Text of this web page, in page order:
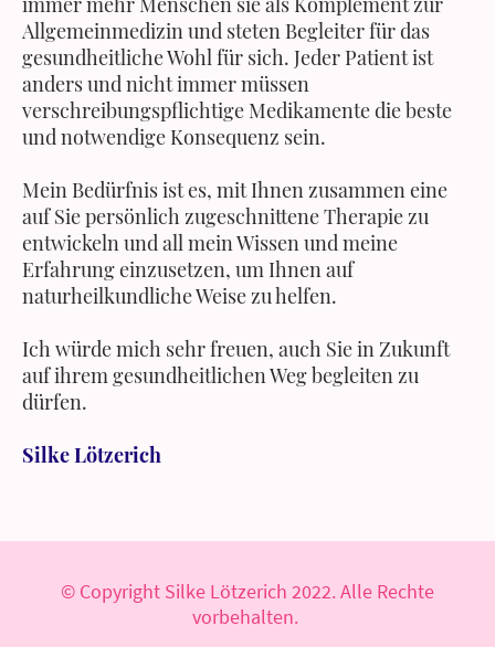
Allgemeinmedizin und steten Begleiter für das
gesundheitliche Wohl für sich. Jeder Patient ist
anders und nicht immer müssen
verschreibungspflichtige Medikamente die beste
und notwendige Konsequenz sein.
Mein Bedürfnis ist es, mit Ihnen zusammen eine
auf Sie persönlich zugeschnittene Therapie zu
entwickeln und all mein Wissen und meine
Erfahrung einzusetzen, um Ihnen auf
naturheilkundliche Weise zu helfen.
Ich würde mich sehr freuen, auch Sie in Zukunft
auf ihrem gesundheitlichen Weg begleiten zu
dürfen.
Silke Lötzerich
© Copyright Silke Lötzerich 2022. Alle Rechte
vorbehalten.